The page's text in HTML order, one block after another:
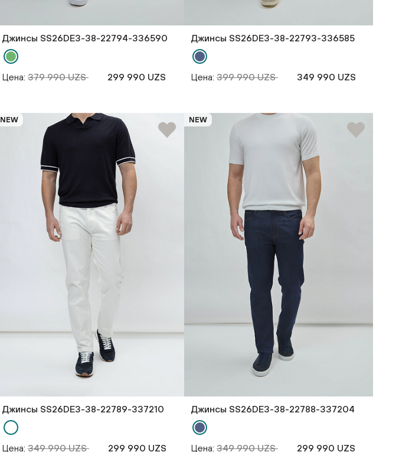
Джинсы SS26DE3-38-22794-336590
Цена: 379 990 UZS 299 990 UZS
Джинсы SS26DE3-38-22793-336585
Цена: 399 990 UZS 349 990 UZS
NEW
Джинсы SS26DE3-38-22789-337210
Цена: 349 990 UZS 299 990 UZS
NEW
Джинсы SS26DE3-38-22788-337204
Цена: 349 990 UZS 299 990 UZS